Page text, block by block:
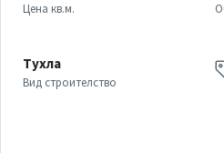
Цена кв.м.
Тухла
Вид строителство